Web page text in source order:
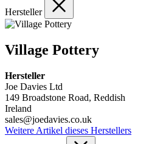
Hersteller
Village Pottery
Hersteller
Joe Davies Ltd
149 Broadstone Road, Reddish
Ireland
sales@joedavies.co.uk
Weitere Artikel dieses Herstellers